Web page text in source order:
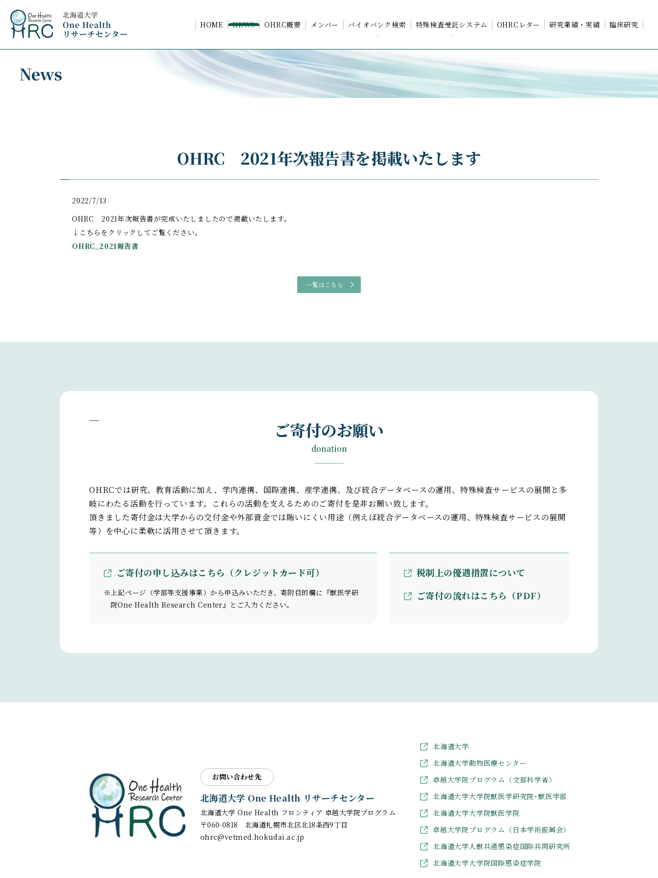
News
HOME NEWS OHRC概要 メンバー バイオバンク検索
動物疾病統合
データベース
（学内専用）
化学物質応答統合
データベース
特殊検査受託システム
概要
検査のご依頼の流れ
検査項目 一覧
OHRCレター 研究業績・実績 臨床研究
OHRC 2021年次報告書を掲載いたします
2022/7/13
OHRC 2021年次報告書が完成いたしましたので掲載いたします。
↓こちらをクリックしてご覧ください。
OHRC_2021報告書
一覧はこちら
ご寄付のお願い
donation
OHRCでは研究、教育活動に加え、学内連携、国際連携、産学連携、及び統合データベースの運用、特殊検査サービスの展開と多
岐にわたる活動を行っています。これらの活動を支えるためのご寄付を是非お願い致します。
頂きました寄付金は大学からの交付金や外部資金では賄いにくい用途（例えば統合データベースの運用、特殊検査サービスの展開
等）を中心に柔軟に活用させて頂きます。
ご寄付の申し込みはこちら（クレジットカード可）
※上記ページ（学部等支援事業）から申込みいただき、寄附目的欄に『獣医学研
院One Health Research Center』とご入力ください。
税制上の優遇措置について
ご寄付の流れはこちら（PDF）
お問い合わせ先
北海道大学 One Health リサーチセンター
北海道大学One Health フロンティア 卓越大学院プログラム
〒060-0818 北海道札幌市北区北18条西9丁目
ohrc@vetmed.hokudai.ac.jp
北海道大学
北海道大学動物医療センター
卓越大学院プログラム（文部科学省）
北海道大学大学院獣医学研究院･獣医学部
北海道大学大学院獣医学院
卓越大学院プログラム（日本学術振興会）
北海道大学人獣共通感染症国際共同研究所
北海道大学大学院国際感染症学院